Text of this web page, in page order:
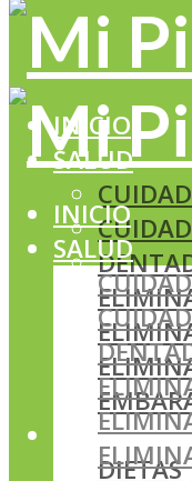
INICIO
SALUD
NUTRICIÓN
DIETAS
INICIO
SALUD